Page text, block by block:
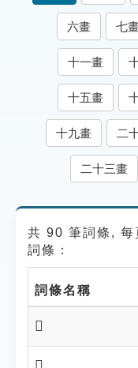
知識索引
單字索引
生命大百科索引
遊戲專區
貓頭鷹博士
六畫 七
十一畫
十五畫
十九畫 二
二十三畫
共 90 筆詞條, 每
詞條：
詞條名稱
𣄔